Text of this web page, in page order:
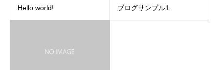
Hello world! ブログサンプル1